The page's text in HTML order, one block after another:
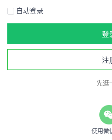
自动登录
登
注
先逛
使用微